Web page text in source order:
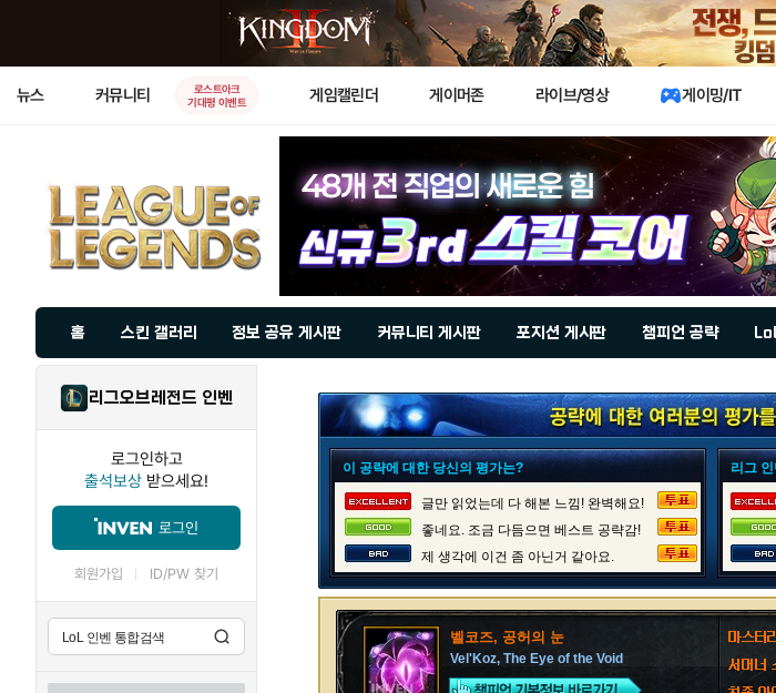
뉴스 커뮤니티
로스트아크
기대평 이벤트
게임캘린더 게이머존 라이브/영상 게이밍/IT
홈 스킨 갤러리 정보 공유 게시판 커뮤니티 게시판 포지션 게시판 챔피언 공략
리그오브레전드 인벤
로그인하고
출석보상 받으세요!
로그인
회원가입 ID/PW 찾기
이 공략에 대한 당신의 평가는?
글만 읽었는데 다 해본 느낌! 완벽해요!
좋네요. 조금 다듬으면 베스트 공략감!
제 생각에 이건 좀 아닌거 같아요.
리그
벨코즈, 공허의 눈
Vel'Koz, The Eye of the Void